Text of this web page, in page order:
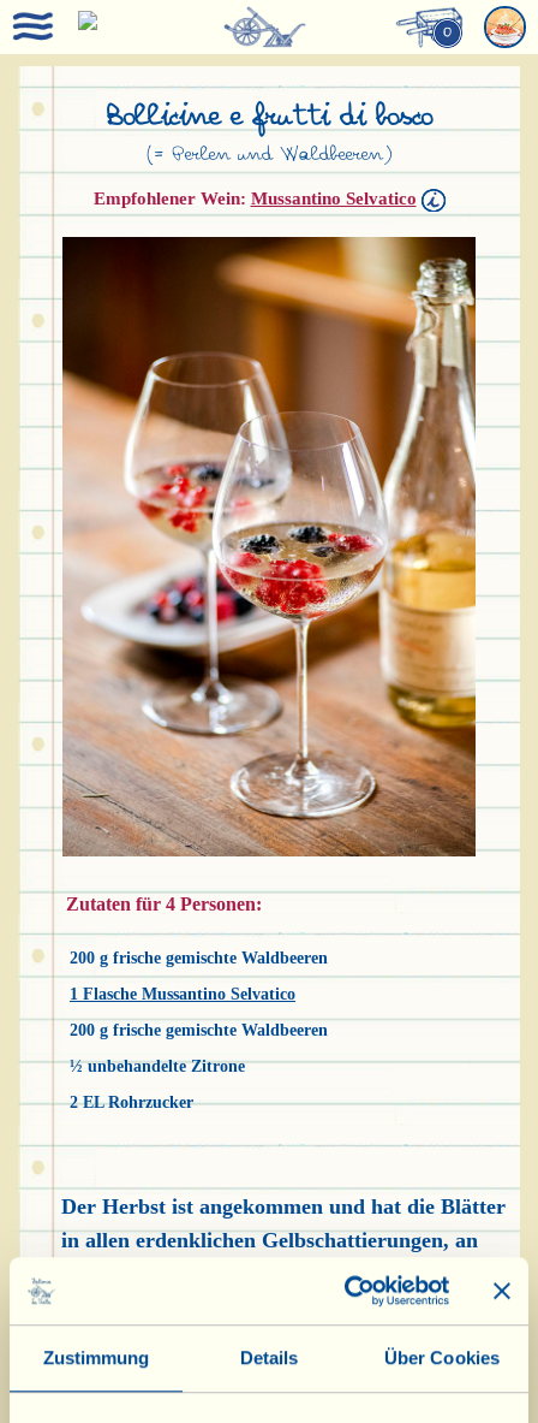
Zustimmung Details Über Cookies
0
Bollicine e frutti di bosco
(= Perlen und Waldbeeren)
Empfohlener Wein: Mussantino Selvatico
Zutaten für 4 Personen:
200 g frische gemischte Waldbeeren
1 Flasche Mussantino Selvatico
200 g frische gemischte Waldbeeren
½ unbehandelte Zitrone
2 EL Rohrzucker
Der Herbst ist angekommen und hat die Blätter
in allen erdenklichen Gelbschattierungen, an
einigen Bäumen in Orangetönen und wieder
anderen kräftig rot gefärbt; mit ihm sind,
Trauben, Granatäpfeln, Kastanien, Kürbissen...